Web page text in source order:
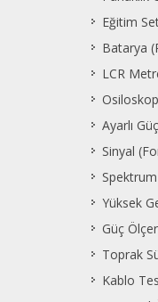
Eğitim
Batarya
LCR
Ayarlı
Sinyal
Yüksek
Güç
Toprak
Kablo